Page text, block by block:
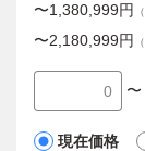
〜1,380,999円 （
〜2,180,999円 （
〜
現在価格